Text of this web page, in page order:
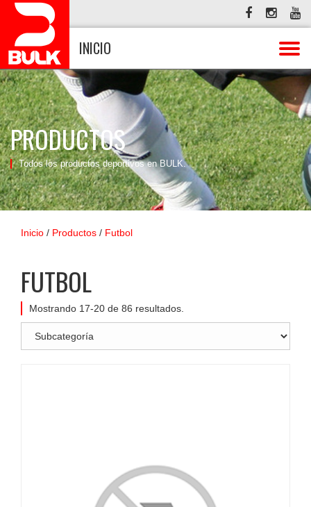
INICIO
PRODUCTOS
Todos los productos deportivos en BULK.
Inicio / Productos / Futbol
FUTBOL
Mostrando 17-20 de 86 resultados.